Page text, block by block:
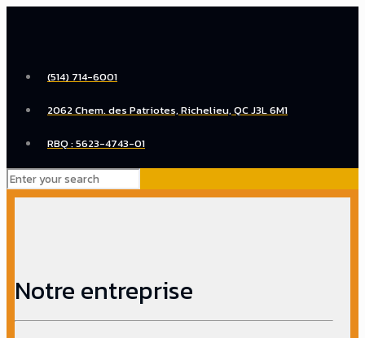
(514) 714-6001
2062 Chem. des Patriotes, Richelieu, QC J3L 6M1
RBQ : 5623-4743-01
Notre entreprise